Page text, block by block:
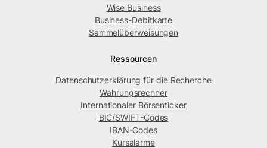
Wise Business
Business-Debitkarte
Sammelüberweisungen
Ressourcen
Datenschutzerklärung für die Recherche
Währungsrechner
Internationaler Börsenticker
BIC/SWIFT-Codes
IBAN-Codes
Kursalarme